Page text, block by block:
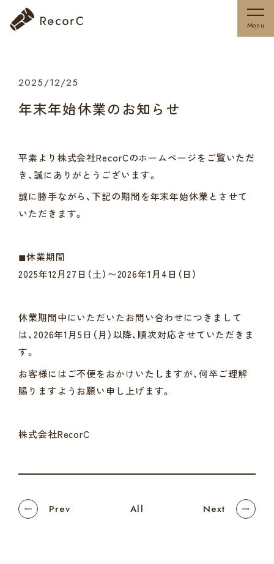
Menu
2025/12/25
年末年始休業のお知らせ
平素より株式会社RecorCのホームページをご覧いただ
き、誠にありがとうございます。
誠に勝手ながら、下記の期間を年末年始休業とさせて
いただきます。
◼︎休業期間
2025年12月27日（土）〜2026年1月4日（日）
休業期間中にいただいたお問い合わせにつきまして
は、2026年1月5日（月）以降、順次対応させていただきま
す。
お客様にはご不便をおかけいたしますが、何卒ご理解
賜りますようお願い申し上げます。
株式会社RecorC
Prev All Next